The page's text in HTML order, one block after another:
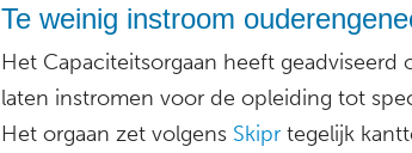
Te weinig instroom
Het Capaciteitsorgaan heeft geadviseerd
laten instromen voor de opleiding tot
Het orgaan zet volgens Skipr tegelijk